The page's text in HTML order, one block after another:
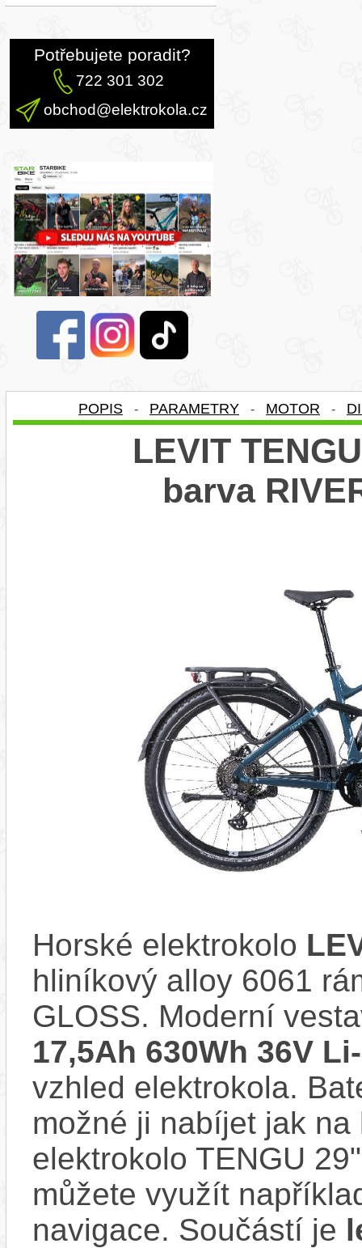
Potřebujete poradit?
722 301 302
obchod@elektrokola.cz
POPIS - PARAMETRY - MOTOR -
LEVIT
barva
Horské elektrokolo
hliníkový alloy 6061
GLOSS. Moderní
17,5Ah 630Wh 36V
vzhled elektrokola.
možné ji nabíjet jak
elektrokolo TENGU
můžete využít
navigace. Součástí je